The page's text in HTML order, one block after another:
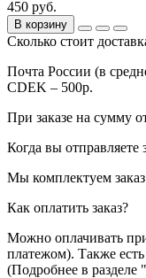
450 руб.
В корзину
Сколько стоит
Почта России (в
CDEK – 500р.
При заказе на сумму
Когда вы отправляете
Мы комплектуем
Как оплатить заказ?
Можно оплачивать
платежом). Также есть
(Подробнее в разделе "